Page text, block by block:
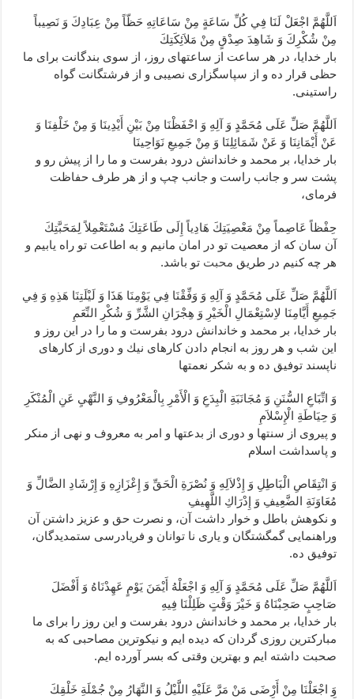
اَللَّهُمَّ اجْعَلْ لَنَا فِي كُلِّ سَاعَةٍ مِنْ سَاعَاتِهِ حَظّاً مِنْ عِبَادِكَ وَ نَصِيباً
مِنْ شُكْرِكَ وَ شَاهِدَ صِدْقٍ مِنْ مَلاَئِكَتِكَ‏
بار خدايا، در هر ساعت از ساعتهاى روز، از سوى بندگانت براى ما
حظى قرار ده و از سپاسگزارى نصيبى و از فرشتگانت گواه
راستينى.
اَللَّهُمَّ صَلِّ عَلَى مُحَمَّدٍ وَ آلِهِ وَ احْفَظْنَا مِنْ بَيْنِ أَيْدِينَا وَ مِنْ خَلْفِنَا وَ
عَنْ أَيْمَانِنَا وَ عَنْ شَمَائِلِنَا وَ مِنْ جَمِيعِ نَوَاحِينَا
بار خدايا، بر محمد و خاندانش درود بفرست و ما را از پيش رو و
پشت سر و جانب راست و جانب چپ و از هر طرف حفاظت
فرماى،
حِفْظاً عَاصِماً مِنْ مَعْصِيَتِكَ هَادِياً إِلَى طَاعَتِكَ مُسْتَعْمِلاً لِمَحَبَّتِكَ‏
آن سان كه از معصيت تو در امان مانيم و به اطاعت تو راه يابيم و
هر چه كنيم در طريق محبت تو باشد.
اَللَّهُمَّ صَلِّ عَلَى مُحَمَّدٍ وَ آلِهِ وَ وَفِّقْنَا فِي يَوْمِنَا هَذَا وَ لَيْلَتِنَا هَذِهِ وَ فِي
جَمِيعِ أَيَّامِنَا لاِسْتِعْمَالِ الْخَيْرِ وَ هِجْرَانِ الشَّرِّ وَ شُكْرِ النِّعَمِ‏
بار خدايا، بر محمد و خاندانش درود بفرست و ما را در اين روز و
اين شب و هر روز به انجام دادن كارهاى نيك و دورى از كارهاى
ناپسند توفيق ده و به شكر نعمتها
وَ اتِّبَاعِ السُّنَنِ وَ مُجَانَبَةِ الْبِدَعِ وَ الْأَمْرِ بِالْمَعْرُوفِ وَ النَّهْيِ عَنِ الْمُنْكَرِ
وَ حِيَاطَةِ الْإِسْلاَمِ‏
و پيروى از سنتها و دورى از بدعتها و امر به معروف و نهى از منكر
و پاسداشت اسلام‏
وَ انْتِقَاصِ الْبَاطِلِ وَ إِذْلاَلِهِ وَ نُصْرَةِ الْحَقِّ وَ إِعْزَازِهِ وَ إِرْشَادِ الضَّالِّ وَ
مُعَاوَنَةِ الضَّعِيفِ وَ إِدْرَاكِ اللَّهِيفِ‏
و نكوهش باطل و خوار داشت آن، و نصرت حق و عزيز داشتن آن
وراهنمايى گمگشتگان و يارى نا توانان و فريادرسى ستمديدگان،
توفيق ده.
اَللَّهُمَّ صَلِّ عَلَى مُحَمَّدٍ وَ آلِهِ وَ اجْعَلْهُ أَيْمَنَ يَوْمٍ عَهِدْنَاهُ وَ أَفْضَلَ
صَاحِبٍ صَحِبْنَاهُ وَ خَيْرَ وَقْتٍ ظَلِلْنَا فِيهِ‏
بار خدايا، بر محمد و خاندانش درود بفرست و اين روز را براى ما
مبارك‏ترين روزى گردان كه ديده ‏ايم و نيكوترين مصاحبى كه به
صحبت داشته ‏ايم و بهترين وقتى كه بسر آورده ‏ايم.
وَ اجْعَلْنَا مِنْ أَرْضَى مَنْ مَرَّ عَلَيْهِ اللَّيْلُ وَ النَّهَارُ مِنْ جُمْلَةِ خَلْقِكَ